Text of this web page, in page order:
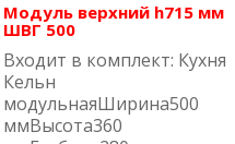
Модуль верхний h715 мм
ШВГ 500
Входит в комплект: Кухня
Кельн
модульнаяШирина500
ммВысота360